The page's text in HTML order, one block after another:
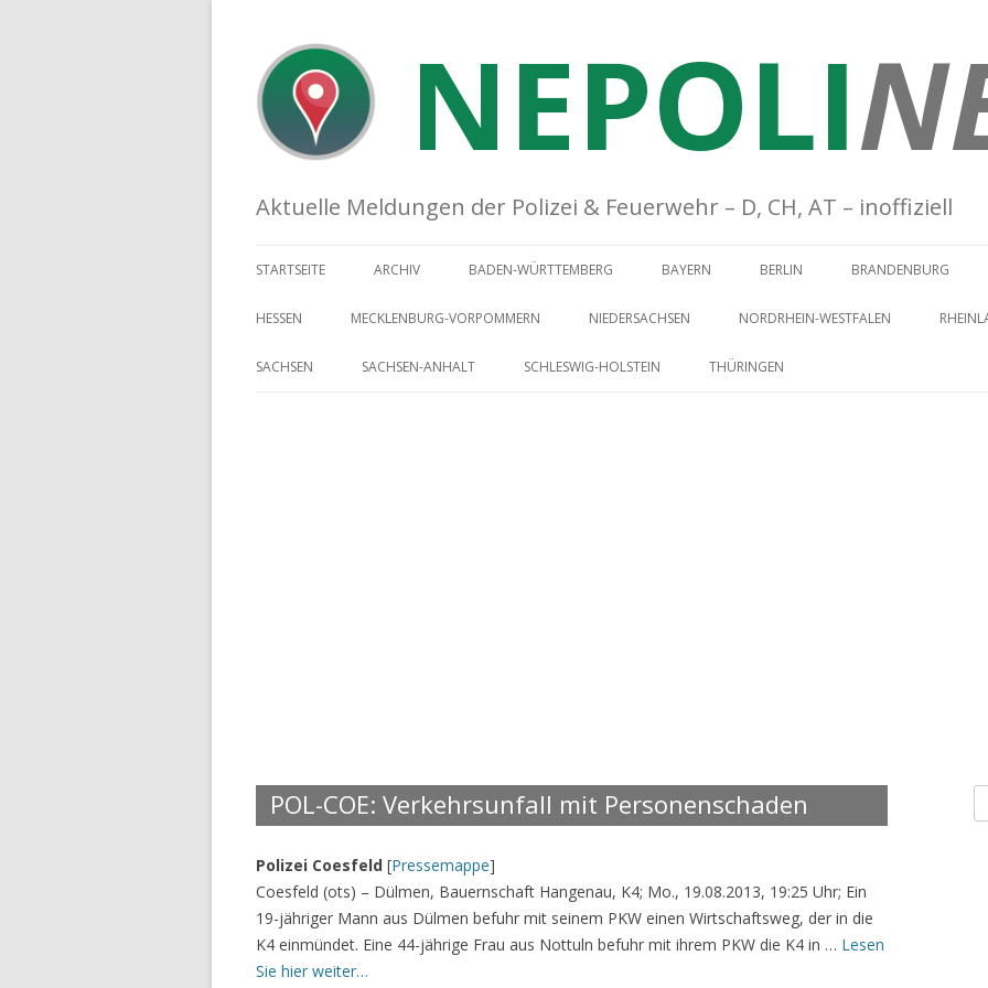
NEPOLI
Aktuelle Meldungen der Polizei & Feuerwehr – D, CH, AT – inoffiziell
STARTSEITE ARCHIV BADEN-WÜRTTEMBERG BAYERN BERLIN BRANDENBURG
HESSEN MECKLENBURG-VORPOMMERN NIEDERSACHSEN NORDRHEIN-WESTFALEN
SACHSEN SACHSEN-ANHALT SCHLESWIG-HOLSTEIN THÜRINGEN
POL-COE: Verkehrsunfall mit Personenschaden
Polizei Coesfeld [Pressemappe]
Coesfeld (ots) – Dülmen, Bauernschaft Hangenau, K4; Mo., 19.08.2013, 19:25 Uhr; Ein
19-jähriger Mann aus Dülmen befuhr mit seinem PKW einen Wirtschaftsweg, der in die
K4 einmündet. Eine 44-jährige Frau aus Nottuln befuhr mit ihrem PKW die K4 in … Lesen
Sie hier weiter…